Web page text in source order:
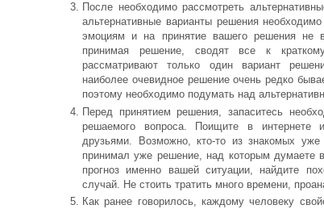
После необходимо рассмотреть
альтернативные варианты решения
эмоциям и на принятие вашего решения не
принимая решение, сводят все к
рассматривают только один вариант
наиболее очевидное решение очень редко
поэтому необходимо подумать над
Перед принятием решения, запаситесь
решаемого вопроса. Поищите в интернете
друзьями. Возможно, кто-то из знакомых
принимал уже решение, над которым думаете
прогноз именно вашей ситуации, найдите
случай. Не стоить тратить много времени,
Как ранее говорилось, каждому человеку